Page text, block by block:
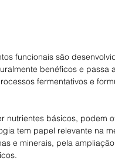
funcionais são
benéficos e passa
fermentativos e
nutrientes básicos, podem
tem papel relevante na
e minerais, pela